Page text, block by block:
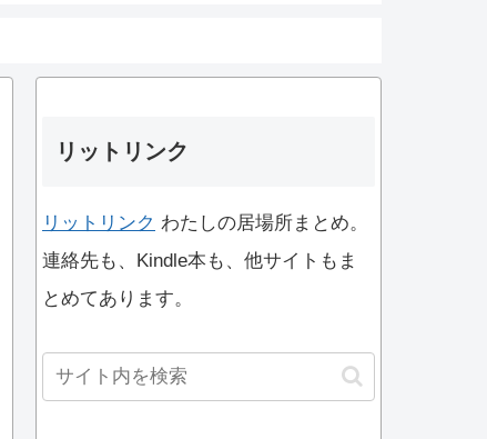
リットリンク
リットリンク わたしの居場所まとめ。
連絡先も、Kindle本も、他サイトもま
とめてあります。